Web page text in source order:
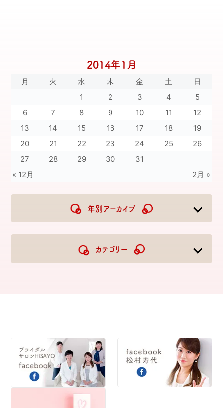
2014年1月
月 火 水 木 金 土 日
« 12月 2月 »
1 2 3 4
5
6
7 8 9 10 11
12
13
14 15 16 17 18
19
20
21 22 23 24 25
26
27
28 29 30 31
年別アーカイブ
2023
カテゴリー